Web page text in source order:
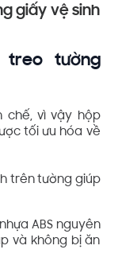
giấy vệ sinh
treo tường
chế, vì vậy hộp
tối ưu hóa về
trên tường giúp
ABS nguyên
và không bị ăn